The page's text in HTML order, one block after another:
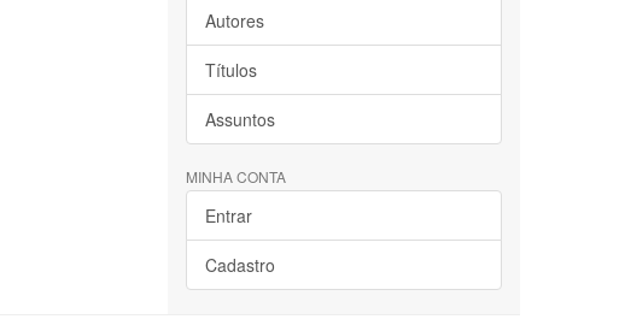
Autores
Títulos
Assuntos
MINHA CONTA
Entrar
Cadastro